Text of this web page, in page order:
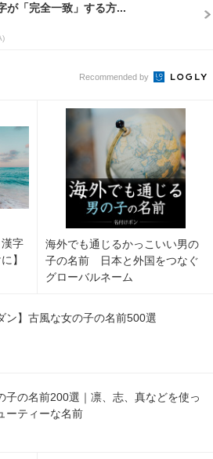
が「完全一致」する方...
Recommended by
字
】
海外でも通じるかっこいい男の
子の名前 日本と外国をつなぐ
グローバルネーム
ン】古風な女の子の名前500選
子の名前200選｜凛、志、真などを使っ
ーティーな名前